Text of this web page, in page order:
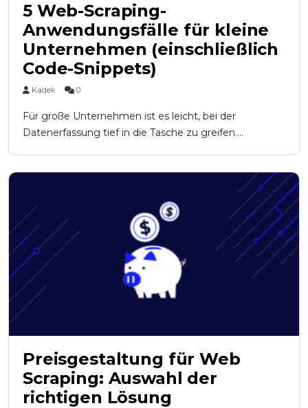
5 Web-Scraping-
Anwendungsfälle für kleine
Unternehmen (einschließlich
Code-Snippets)
Kadek 0
Für große Unternehmen ist es leicht, bei der
Datenerfassung tief in die Tasche zu greifen....
Preisgestaltung für Web
Scraping: Auswahl der
richtigen Lösung